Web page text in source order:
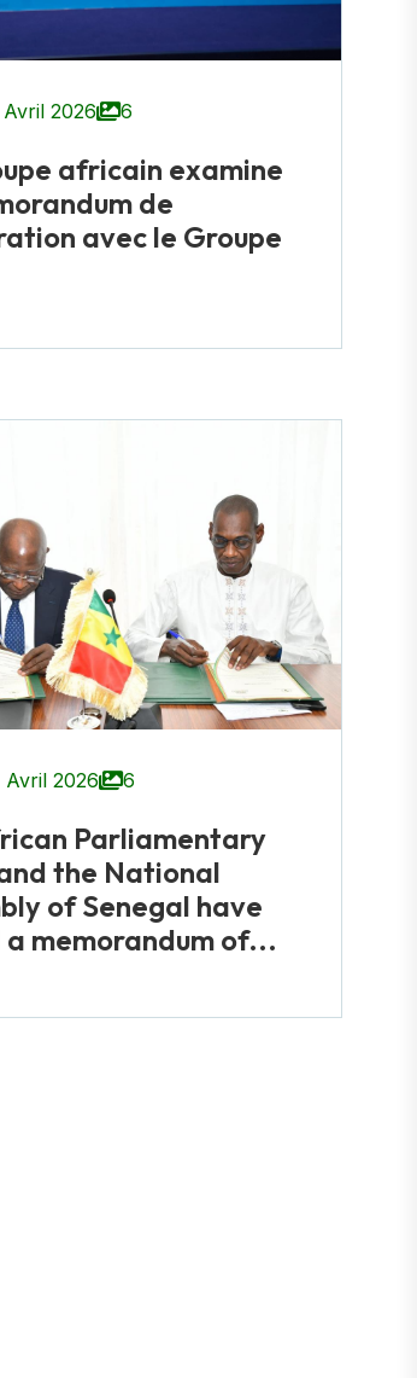
2026 6
africain examine
de
avec le Groupe
2026 6
Parliamentary
the National
of Senegal have
a memorandum of...